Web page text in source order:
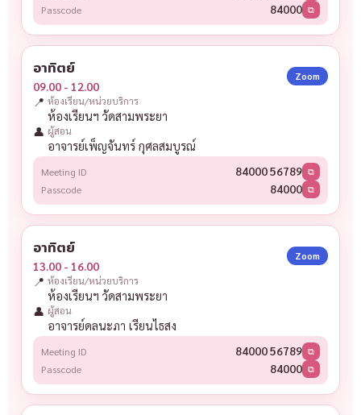
Passcode 84000 ⧉
อาทิตย์
09.00 - 12.00
Zoom
📍 ห้องเรียน/หน่วยบริการ
ห้องเรียนฯ วัดสามพระยา
👤 ผู้สอน
อาจารย์เพ็ญจันทร์ กุศลสมบูรณ์
Meeting ID 84000 56789 ⧉
Passcode 84000 ⧉
อาทิตย์
13.00 - 16.00
Zoom
📍 ห้องเรียน/หน่วยบริการ
ห้องเรียนฯ วัดสามพระยา
👤 ผู้สอน
อาจารย์ดลนะภา เรียนไธสง
Meeting ID 84000 56789 ⧉
Passcode 84000 ⧉